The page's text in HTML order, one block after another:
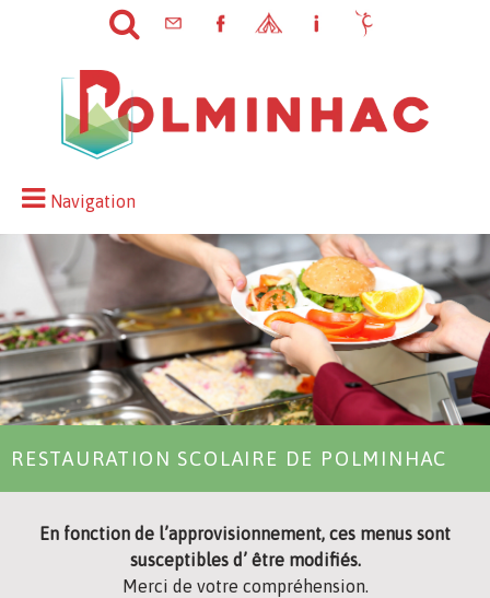
Navigation
RESTAURATION SCOLAIRE DE POLMINHAC
En fonction de l’approvisionnement, ces menus sont
susceptibles d’ être modifiés.
Merci de votre compréhension.